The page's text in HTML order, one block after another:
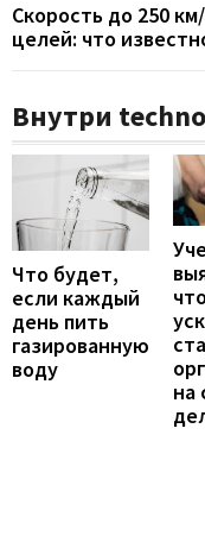
Скорость до 250
целей: что
Внутри
Что будет,
если каждый
день пить
газированную
воду
на